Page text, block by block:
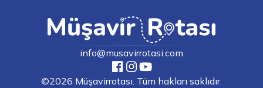
info@musavirrotasi.com
©2026 Müşavirrotası. Tüm hakları saklıdır.